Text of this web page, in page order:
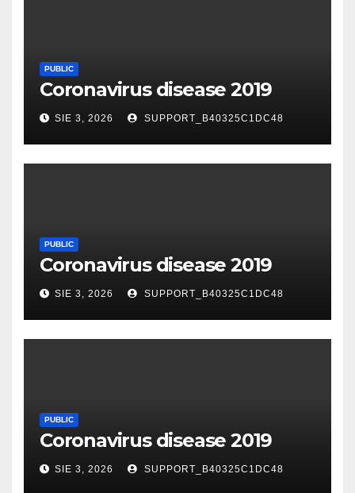
PUBLIC
Coronavirus disease 2019
SIE 3, 2026 SUPPORT_B40325C1DC48
PUBLIC
Coronavirus disease 2019
SIE 3, 2026 SUPPORT_B40325C1DC48
PUBLIC
Coronavirus disease 2019
SIE 3, 2026 SUPPORT_B40325C1DC48